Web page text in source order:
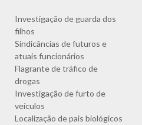
Investigação de guarda dos
filhos
Sindicâncias de futuros e
atuais funcionários
Flagrante de tráfico de
drogas
Investigação de furto de
veículos
Localização de pais biológicos